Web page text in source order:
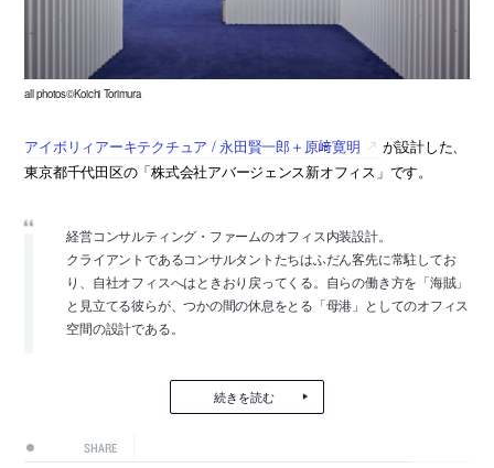
all photos©Koichi Torimura
アイボリィアーキテクチュア / 永田賢一郎＋原﨑寛明
が設計した、
東京都千代田区の「株式会社アバージェンス新オフィス」です。
経営コンサルティング・ファームのオフィス内装設計。
クライアントであるコンサルタントたちはふだん客先に常駐してお
り、自社オフィスへはときおり戻ってくる。自らの働き方を「海賊」
と見立てる彼らが、つかの間の休息をとる「母港」としてのオフィス
空間の設計である。
続きを読む
SHARE